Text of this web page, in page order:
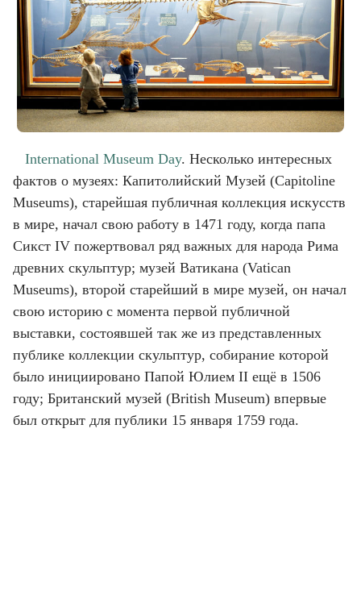
International Museum Day. Несколько интересных
фактов о музеях: Капитолийский Музей (Capitoline
Museums), старейшая публичная коллекция искусств
в мире, начал свою работу в 1471 году, когда папа
Сикст IV пожертвовал ряд важных для народа Рима
древних скульптур; музей Ватикана (Vatican
Museums), второй старейший в мире музей, он начал
свою историю с момента первой публичной
выставки, состоявшей так же из представленных
публике коллекции скульптур, собирание которой
было инициировано Папой Юлием II ещё в 1506
году; Британский музей (British Museum) впервые
был открыт для публики 15 января 1759 года.